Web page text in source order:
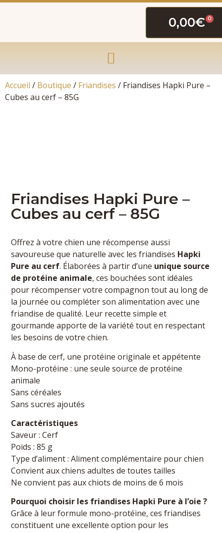
0,00€ 0
Accueil / Boutique / Friandises / Friandises Hapki Pure –
Cubes au cerf – 85G
Friandises Hapki Pure –
Cubes au cerf – 85G
Offrez à votre chien une récompense aussi
savoureuse que naturelle avec les friandises Hapki
Pure au cerf. Élaborées à partir d’une unique source
de protéine animale, ces bouchées sont idéales
pour récompenser votre compagnon tout au long de
la journée ou compléter son alimentation avec une
friandise de qualité. Leur recette simple et
gourmande apporte de la variété tout en respectant
les besoins de votre chien.
À base de cerf, une protéine originale et appétente
Mono-protéine : une seule source de protéine
animale
Sans céréales
Sans sucres ajoutés
Caractéristiques
Saveur : Cerf
Poids : 85 g
Type d’aliment : Aliment complémentaire pour chien
Convient aux chiens adultes de toutes tailles
Ne convient pas aux chiots de moins de 6 mois
Pourquoi choisir les friandises Hapki Pure à l’oie ?
Grâce à leur formule mono-protéine, ces friandises
constituent une excellente option pour les